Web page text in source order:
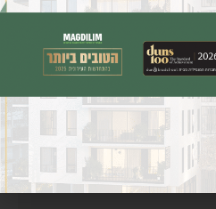
ובבעלי דירות
ורגיש מול בעלי דירות
משפחתם) שמעלים שאלות,
תוך מתן מענה משפטי ברור